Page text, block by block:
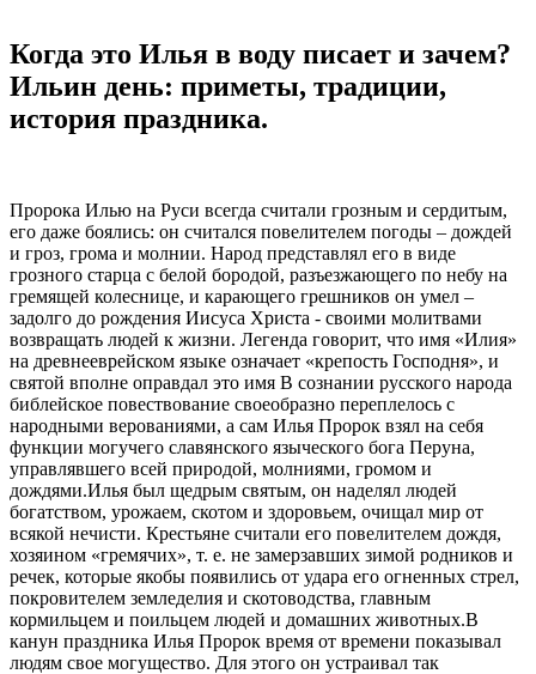
Когда это Илья в воду писает и зачем?
Ильин день: приметы, традиции,
история праздника.
Пророка Илью на Руси всегда считали грозным и сердитым,
его даже боялись: он считался повелителем погоды – дождей
и гроз, грома и молнии. Народ представлял его в виде
грозного старца с белой бородой, разъезжающего по небу на
гремящей колеснице, и карающего грешников он умел –
задолго до рождения Иисуса Христа - своими молитвами
возвращать людей к жизни. Легенда говорит, что имя «Илия»
на древнееврейском языке означает «крепость Господня», и
святой вполне оправдал это имя В сознании русского народа
библейское повествование своеобразно переплелось с
народными верованиями, а сам Илья Пророк взял на себя
функции могучего славянского языческого бога Перуна,
управлявшего всей природой, молниями, громом и
дождями.Илья был щедрым святым, он наделял людей
богатством, урожаем, скотом и здоровьем, очищал мир от
всякой нечисти. Крестьяне считали его повелителем дождя,
хозяином «гремячих», т. е. не замерзавших зимой родников и
речек, которые якобы появились от удара его огненных стрел,
покровителем земледелия и скотоводства, главным
кормильцем и поильцем людей и домашних животных.В
канун праздника Илья Пророк время от времени показывал
людям свое могущество. Для этого он устраивал так